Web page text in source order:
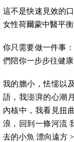
這不是快速見效的
女性荷爾蒙中醫平
你只需要做一件事
們陪你一步步往健
我的膽小，怯懦以
語，我澎湃的心潮
內核中，我看見扭
浪，回到一條河流
去的小魚 漂向遠方